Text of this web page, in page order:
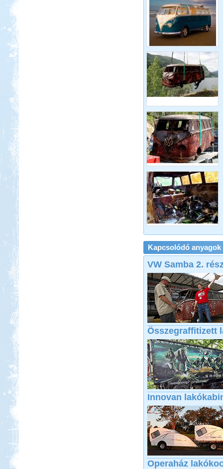
Kapcsolódó anyagok
VW Samba 2.
Összegraffitizett
Innovan
Operaház